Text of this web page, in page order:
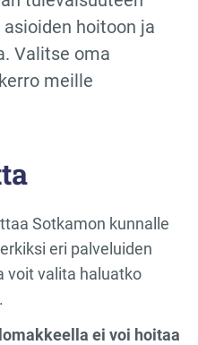
hoitoon ja
Valitse oma
meille
Sotkamon kunnalle
eri palveluiden
voit valita haluatko
ei voi hoitaa